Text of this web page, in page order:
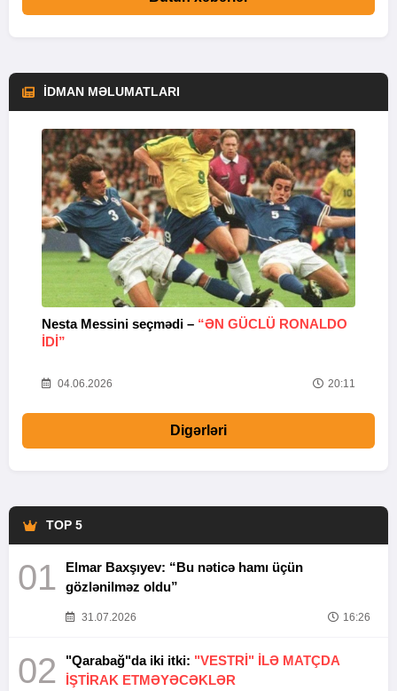
İDMAN MƏLUMATLARI
Nesta Messini seçmədi – “ƏN GÜCLÜ RONALDO
IDI”
04.06.2026 20:11
Digərləri
TOP 5
01
Elmar Baxşıyev: “Bu nəticə hamı üçün
gözlənilməz oldu”
31.07.2026 16:26
02 "Qarabağ"da iki itki: "VESTRİ" İLƏ MATÇDA
İŞTİRAK ETMƏYƏCƏKLƏR